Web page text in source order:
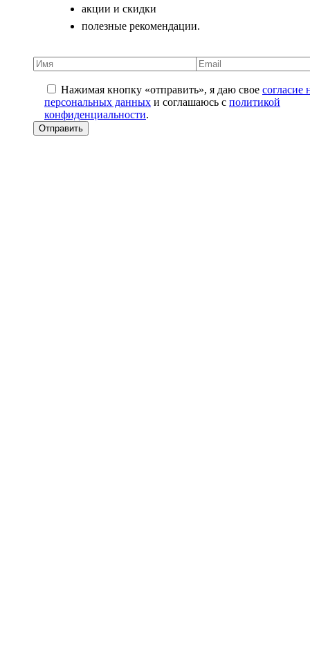
акции и скидки
полезные рекомендации.
Нажимая кнопку «отправить», я даю свое согласие
персональных данных и соглашаюсь с политикой
конфиденциальности.